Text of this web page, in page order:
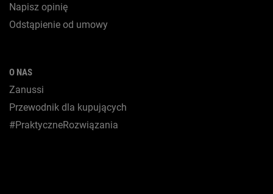
Napisz opinię
Odstąpienie od umowy
O NAS
Zanussi
Przewodnik dla kupujących
#PraktyczneRozwiązania